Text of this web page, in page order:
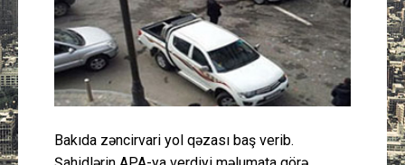
Müsahibə
İdman
Bakıda zəncirvari yol qəzası baş verib.